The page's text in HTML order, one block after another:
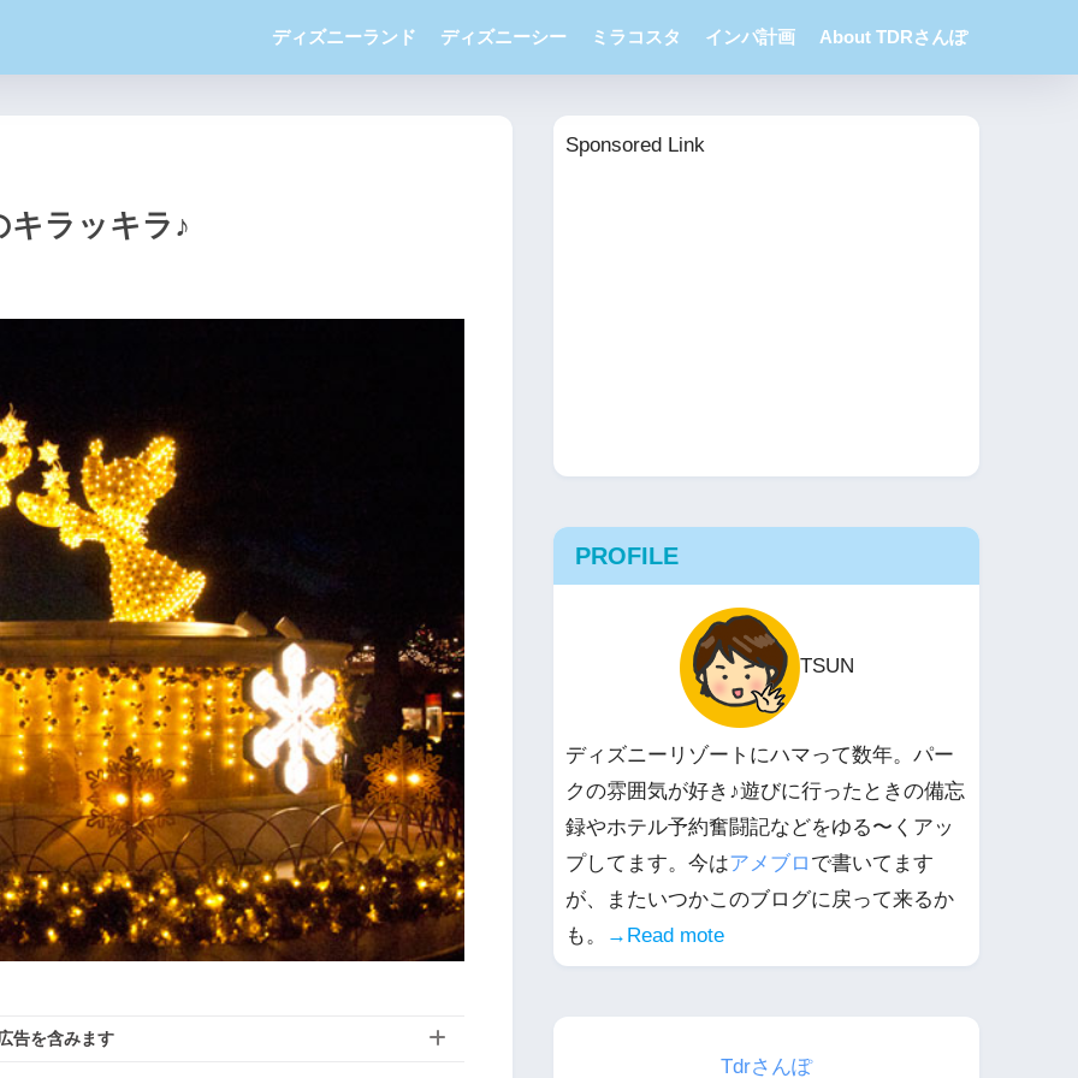
ディズニーランド ディズニーシー ミラコスタ インパ計画 About TDRさんぽ
ラッキラ♪
告を含みます
Sponsored Link
PROFILE
TSUN
ディズニーリゾートにハマって数年。パー
クの雰囲気が好き♪遊びに行ったときの備忘
録やホテル予約奮闘記などをゆる〜くアッ
プしてます。今はアメブロ で書いてます
が、またいつかこのブログに戻って来るか
も。
→Read mote
Tdrさんぽ